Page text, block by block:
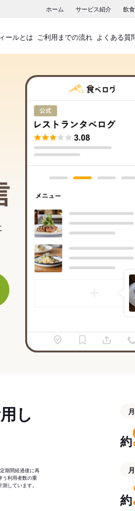
ホーム サービス紹介 飲
ールとは ご利用までの流れ よくある質
ィールサービス
食べログでお店の情報を発信
し
期間経過後に再
う利用者数の重
しています。
約
約